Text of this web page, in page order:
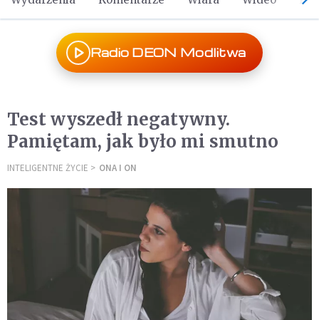
Radio DEON Modlitwa
Test wyszedł negatywny.
Pamiętam, jak było mi smutno
INTELIGENTNE ŻYCIE ONA I ON